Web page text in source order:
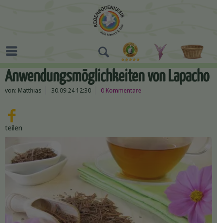
Anwendungsmöglichkeiten von Lapacho
von: Matthias 30.09.24 12:30 0 Kommentare
teilen